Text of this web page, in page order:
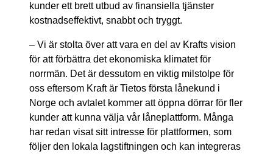
kunder ett brett utbud av finansiella tjänster
kostnadseffektivt, snabbt och tryggt.
– Vi är stolta över att vara en del av Krafts vision
för att förbättra det ekonomiska klimatet för
norrmän. Det är dessutom en viktig milstolpe för
oss eftersom Kraft är Tietos första lånekund i
Norge och avtalet kommer att öppna dörrar för fler
kunder att kunna välja vår låneplattform. Många
har redan visat sitt intresse för plattformen, som
följer den lokala lagstiftningen och kan integreras